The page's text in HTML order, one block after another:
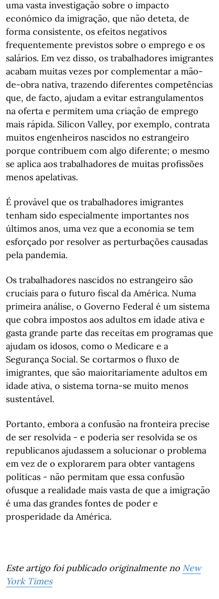
uma vasta investigação sobre o impacto
económico da imigração, que não deteta, de
forma consistente, os efeitos negativos
frequentemente previstos sobre o emprego e os
salários. Em vez disso, os trabalhadores imigrantes
acabam muitas vezes por complementar a mão-
de-obra nativa, trazendo diferentes competências
que, de facto, ajudam a evitar estrangulamentos
na oferta e permitem uma criação de emprego
mais rápida. Silicon Valley, por exemplo, contrata
muitos engenheiros nascidos no estrangeiro
porque contribuem com algo diferente; o mesmo
se aplica aos trabalhadores de muitas profissões
menos apelativas.
É provável que os trabalhadores imigrantes
tenham sido especialmente importantes nos
últimos anos, uma vez que a economia se tem
esforçado por resolver as perturbações causadas
pela pandemia.
Os trabalhadores nascidos no estrangeiro são
cruciais para o futuro fiscal da América. Numa
primeira análise, o Governo Federal é um sistema
que cobra impostos aos adultos em idade ativa e
gasta grande parte das receitas em programas que
ajudam os idosos, como o Medicare e a
Segurança Social. Se cortarmos o fluxo de
imigrantes, que são maioritariamente adultos em
idade ativa, o sistema torna-se muito menos
sustentável.
Portanto, embora a confusão na fronteira precise
de ser resolvida - e poderia ser resolvida se os
republicanos ajudassem a solucionar o problema
em vez de o explorarem para obter vantagens
políticas - não permitam que essa confusão
ofusque a realidade mais vasta de que a imigração
é uma das grandes fontes de poder e
prosperidade da América.
Este artigo foi publicado originalmente no New
York Times